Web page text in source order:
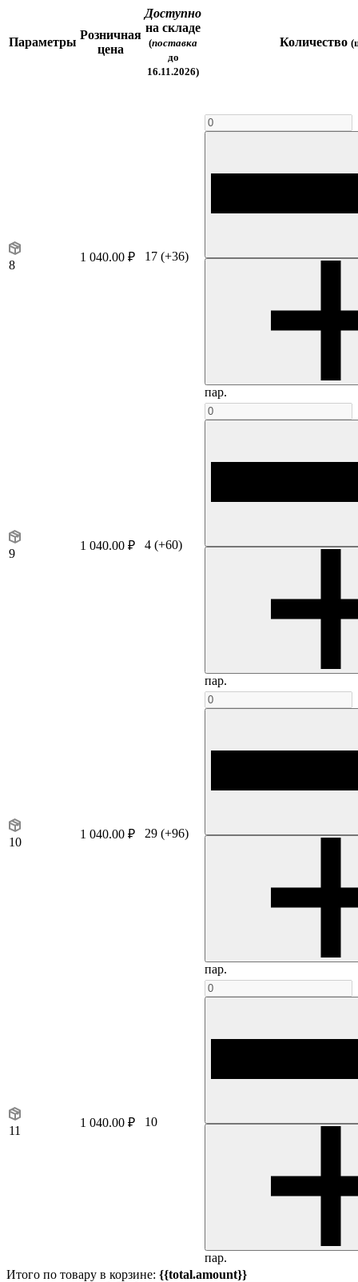
Параметры
Розничная
цена
Доступно
на складе
(поставка
до
16.11.2026)
Количество
8
1 040.00 ₽ 17 (+36)
пар.
9
1 040.00 ₽ 4 (+60)
пар.
10
1 040.00 ₽ 29 (+96)
пар.
11
1 040.00 ₽ 10
пар.
Итого по товару в корзине: {{total.amount}}